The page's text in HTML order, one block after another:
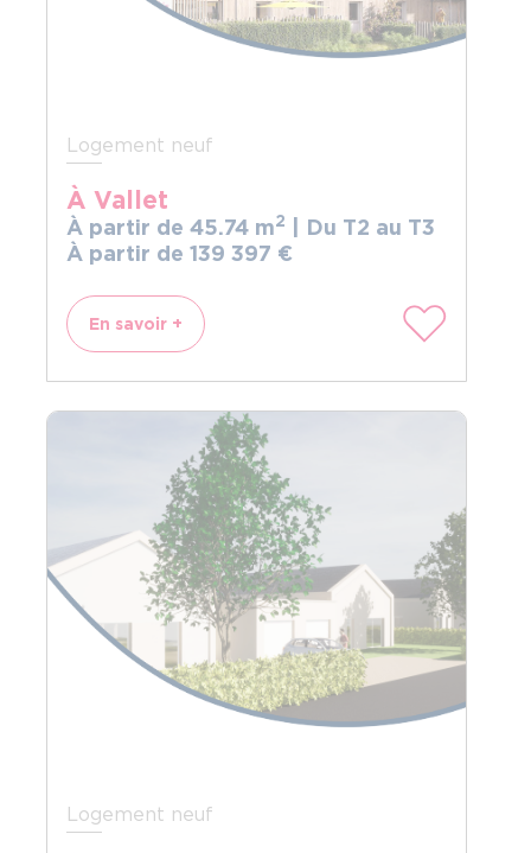
Logement neuf
À Vallet
À partir de 45.74 m2
| Du T2 au T3
À partir de 139 397 €
En savoir +
Logement neuf